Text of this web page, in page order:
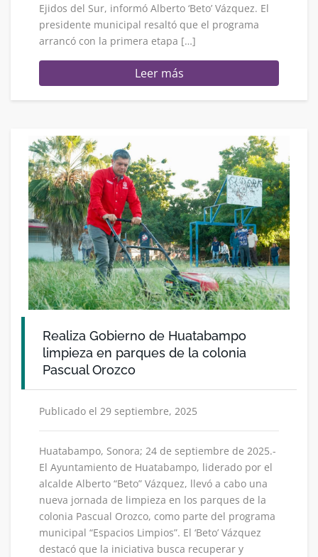
Ejidos del Sur, informó Alberto ‘Beto’ Vázquez. El
presidente municipal resaltó que el programa
arrancó con la primera etapa […]
Leer más
Realiza Gobierno de Huatabampo
limpieza en parques de la colonia
Pascual Orozco
Publicado el 29 septiembre, 2025
Huatabampo, Sonora; 24 de septiembre de 2025.-
El Ayuntamiento de Huatabampo, liderado por el
alcalde Alberto “Beto” Vázquez, llevó a cabo una
nueva jornada de limpieza en los parques de la
colonia Pascual Orozco, como parte del programa
municipal “Espacios Limpios”. El ‘Beto’ Vázquez
destacó que la iniciativa busca recuperar y